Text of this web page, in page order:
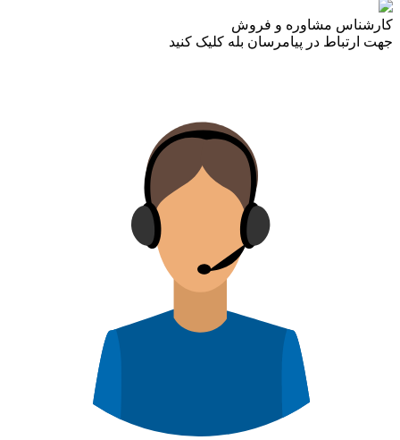
کارشناس مشاوره و فروش
جهت ارتباط در پیامرسان بله کلیک کنید